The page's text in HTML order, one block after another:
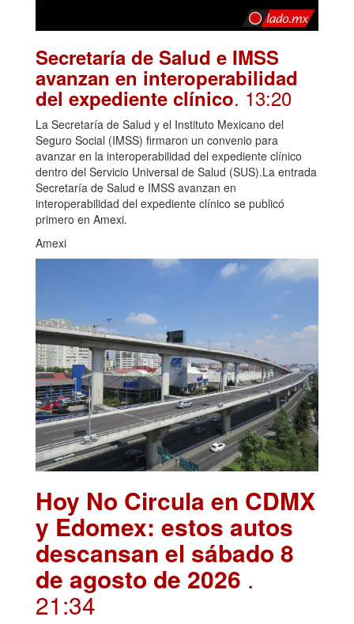
Secretaría de Salud e IMSS
avanzan en interoperabilidad
del expediente clínico. 13:20
La Secretaría de Salud y el Instituto Mexicano del
Seguro Social (IMSS) firmaron un convenio para
avanzar en la interoperabilidad del expediente clínico
dentro del Servicio Universal de Salud (SUS).La entrada
Secretaría de Salud e IMSS avanzan en
interoperabilidad del expediente clínico se publicó
primero en Amexi.
Amexi
Hoy No Circula en CDMX
y Edomex: estos autos
descansan el sábado 8
de agosto de 2026 .
21:34